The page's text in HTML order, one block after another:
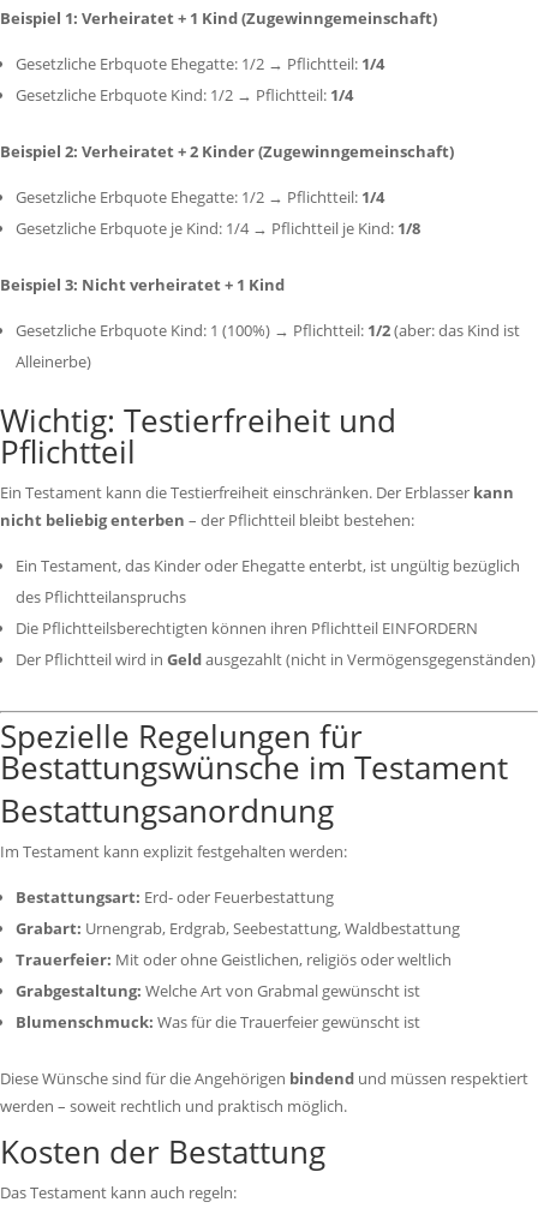
Beispiel 1: Verheiratet + 1 Kind (Zugewinngemeinschaft)
Gesetzliche Erbquote Ehegatte: 1/2 → Pflichtteil: 1/4
Gesetzliche Erbquote Kind: 1/2 → Pflichtteil: 1/4
Beispiel 2: Verheiratet + 2 Kinder (Zugewinngemeinschaft)
Gesetzliche Erbquote Ehegatte: 1/2 → Pflichtteil: 1/4
Gesetzliche Erbquote je Kind: 1/4 → Pflichtteil je Kind: 1/8
Beispiel 3: Nicht verheiratet + 1 Kind
Gesetzliche Erbquote Kind: 1 (100%) → Pflichtteil: 1/2(aber: das Kind ist
Alleinerbe)
Wichtig: Testierfreiheit und
Pflichtteil
Ein Testament kann die Testierfreiheit einschränken. Der Erblasser kann
nicht beliebig enterben – der Pflichtteil bleibt bestehen:
Ein Testament, das Kinder oder Ehegatte enterbt, ist ungültig bezüglich
des Pflichtteilanspruchs
Die Pflichtteilsberechtigten können ihren Pflichtteil EINFORDERN
Der Pflichtteil wird in Geldausgezahlt (nicht in Vermögensgegenständen)
Spezielle Regelungen für
Bestattungswünsche im Testament
Bestattungsanordnung
Im Testament kann explizit festgehalten werden:
Bestattungsart: Erd- oder Feuerbestattung
Grabart: Urnengrab, Erdgrab, Seebestattung, Waldbestattung
Trauerfeier: Mit oder ohne Geistlichen, religiös oder weltlich
Grabgestaltung: Welche Art von Grabmal gewünscht ist
Blumenschmuck: Was für die Trauerfeier gewünscht ist
Diese Wünsche sind für die Angehörigen bindend und müssen respektiert
werden – soweit rechtlich und praktisch möglich.
Kosten der Bestattung
Das Testament kann auch regeln: